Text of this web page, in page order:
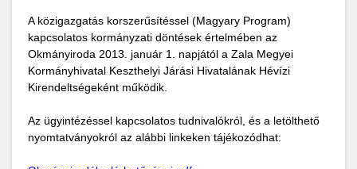
A közigazgatás korszerűsítéssel (Magyary Program)
kapcsolatos kormányzati döntések értelmében az
Okmányiroda 2013. január 1. napjától a Zala Megyei
Kormányhivatal Keszthelyi Járási Hivatalának Hévízi
Kirendeltségeként működik.
Az ügyintézéssel kapcsolatos tudnivalókról, és a letölthető
nyomtatványokról az alábbi linkeken tájékozódhat: